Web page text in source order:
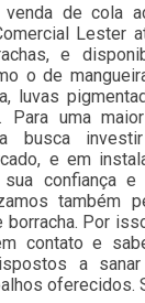
venda de cola
Lester
e
o de
luvas
Para uma
busca
e em
confiança
também
Por
contato e
a
oferecidos.